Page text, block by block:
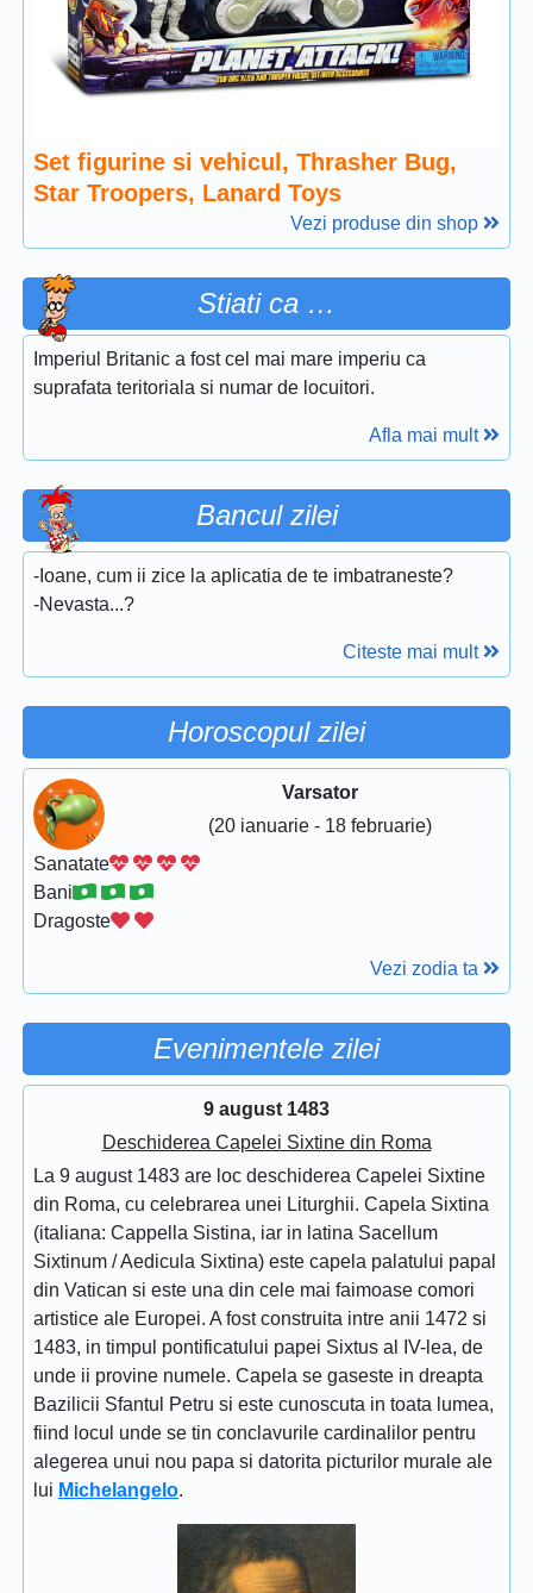
Set figurine si vehicul, Thrasher Bug,
Star Troopers, Lanard Toys
Vezi produse din shop
Stiati ca …
Imperiul Britanic a fost cel mai mare imperiu ca
suprafata teritoriala si numar de locuitori.
Afla mai mult
Bancul zilei
-Ioane, cum ii zice la aplicatia de te imbatraneste?
-Nevasta...?
Citeste mai mult
Horoscopul zilei
Varsator
(20 ianuarie - 18 februarie)
Sanatate
Bani
Dragoste
Vezi zodia ta
Evenimentele zilei
9 august 1483
Deschiderea Capelei Sixtine din Roma
La 9 august 1483 are loc deschiderea Capelei Sixtine
din Roma, cu celebrarea unei Liturghii. Capela Sixtina
(italiana: Cappella Sistina, iar in latina Sacellum
Sixtinum / Aedicula Sixtina) este capela palatului papal
din Vatican si este una din cele mai faimoase comori
artistice ale Europei. A fost construita intre anii 1472 si
1483, in timpul pontificatului papei Sixtus al IV-lea, de
unde ii provine numele. Capela se gaseste in dreapta
Bazilicii Sfantul Petru si este cunoscuta in toata lumea,
fiind locul unde se tin conclavurile cardinalilor pentru
alegerea unui nou papa si datorita picturilor murale ale
lui Michelangelo.